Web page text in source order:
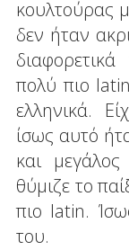
κουλτούρας
δεν ήταν
πολύ πιο
ελληνικά.
ίσως αυτό
και
θύμιζε το
πιο latin.
του.